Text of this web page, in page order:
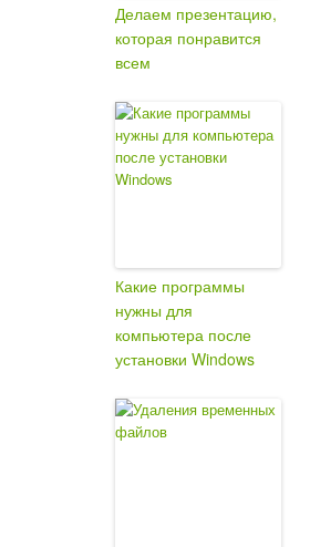
Делаем презентацию,
которая понравится
всем
Какие программы
нужны для
компьютера после
установки Windows